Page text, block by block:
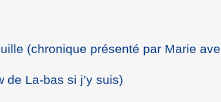
(chronique présenté par Marie
de La-bas si j’y suis)